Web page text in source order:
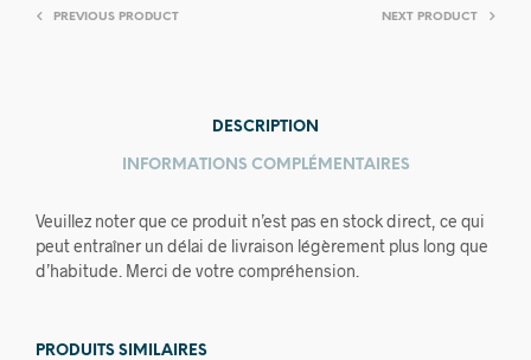
PREVIOUS PRODUCT NEXT PRODUCT
DESCRIPTION
INFORMATIONS COMPLÉMENTAIRES
Veuillez noter que ce produit n’est pas en stock direct, ce qui
peut entraîner un délai de livraison légèrement plus long que
d’habitude. Merci de votre compréhension.
PRODUITS SIMILAIRES